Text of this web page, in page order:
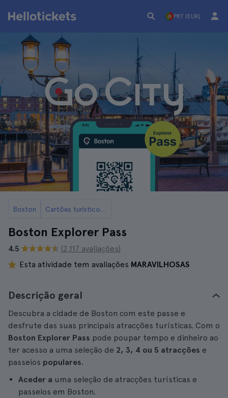
PRT (EUR)
Boston Cartões turísticos de Boston
Boston Explorer Pass
4.5
(2.117 avaliações)
Esta atividade tem avaliações MARAVILHOSAS
Descrição geral
Descubra a cidade de Boston com este passe e
desfrute das suas principais atracções turísticas. Com o
Boston Explorer Pass pode poupar tempo e dinheiro ao
ter acesso a uma seleção de 2, 3, 4 ou 5 atracções e
passeios populares.
Aceder a uma seleção de atracções turísticas e
passeios em Boston.